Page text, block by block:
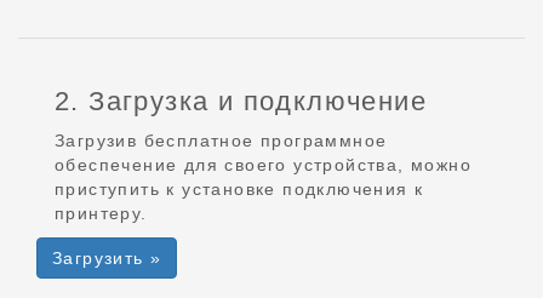
2. Загрузка и подключение
Загрузив бесплатное программное
обеспечение для своего устройства, можно
приступить к установке подключения к
принтеру.
Загрузить »